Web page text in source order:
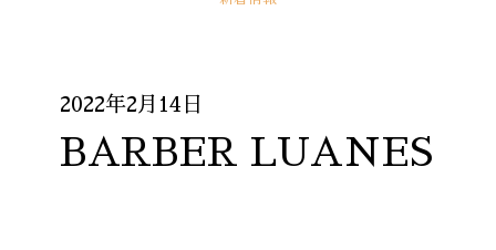
2022年2月14日
BARBER LUANES